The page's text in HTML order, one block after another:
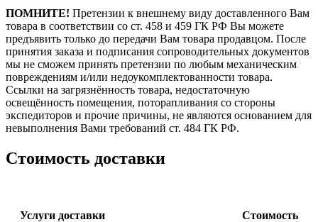
ПОМНИТЕ! Претензии к внешнему виду доставленного Вам
товара в соответствии со ст. 458 и 459 ГК РФ Вы можете
предъявить только до передачи Вам товара продавцом. После
принятия заказа и подписания сопроводительных документов
мы не сможем принять претензии по любым механическим
повреждениям и/или недоукомплектованности товара.
Ссылки на загрязнённость товара, недостаточную
освещённость помещения, поторапливания со стороны
экспедиторов и прочие причины, не являются основанием для
невыполнения Вами требований ст. 484 ГК РФ.
Стоимость доставки
Услуги доставки Стоимость